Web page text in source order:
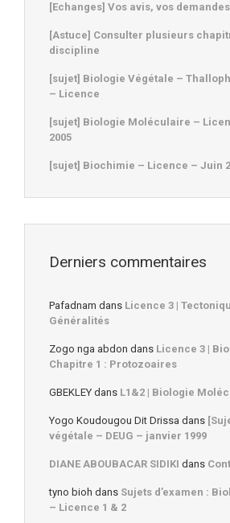
[Echanges] Vos avis, vos demandes
[Astuce] Consulter plusieurs
discipline
[sujet] Biologie Végétale –
– Licence
[sujet] Biologie Moléculaire –
2005
[sujet] Biochimie – Licence – Juin
Derniers commentaires
Pafadnam dans Licence 3 |
Généralités
Zogo nga abdon dans Licence 3 |
Chapitre 1 : Protozoaires
GBEKLEY dans L1&2 | Biologie
Yogo Koudougou Dit Drissa dans
végétale – DEUG – janvier 1999
DIANE ABOUBACAR SIDIKI dans
tyno bioh dans Sujets d’examen :
– Licence 1 & 2